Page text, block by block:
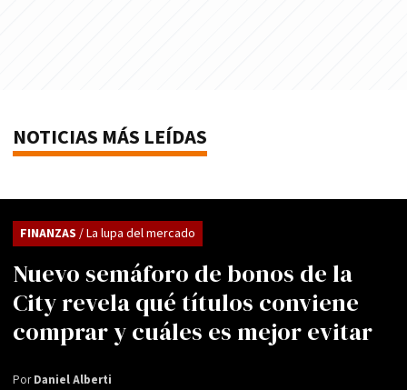
NOTICIAS MÁS LEÍDAS
Nuevo semáforo de bonos de la
City revela qué títulos conviene
comprar y cuáles es mejor evitar
FINANZAS / La lupa del mercado
PorDaniel Alberti